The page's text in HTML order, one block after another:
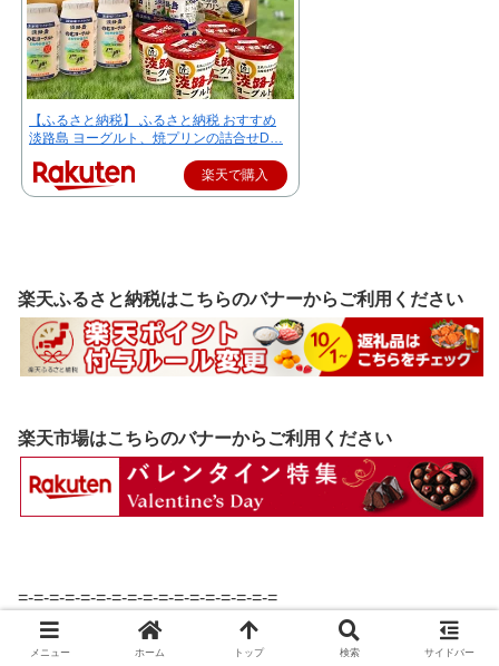
【ふるさと納税】 ふるさと納税 おすすめ
淡路島 ヨーグルト、焼プリンの詰合せD…
楽天で購入
楽天ふるさと納税はこちらのバナーからご利用ください
楽天市場はこちらのバナーからご利用ください
=-=-=-=-=-=-=-=-=-=-=-=-=-=-=-=-=
ブログランキングに参加中です！
記事が気に入ったら下のバナーをクリックしていただける
メニュー ホーム トップ 検索 サイドバー